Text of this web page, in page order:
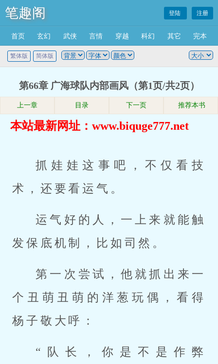
笔趣阁 登陆 注册
首页 玄幻 武侠 言情 穿越 科幻 其它 完本
繁体版 简体版
第66章 广海球队内部画风（第1页/共2页）
上一章 目录 下一页 推荐本书
本站最新网址：www.biquge777.net
抓娃娃这事吧，不仅看技
术，还要看运气。
运气好的人，一上来就能触
发保底机制，比如司然。
第一次尝试，他就抓出来一
个丑萌丑萌的洋葱玩偶，看得
杨子敬大呼：
“队长，你是不是作弊